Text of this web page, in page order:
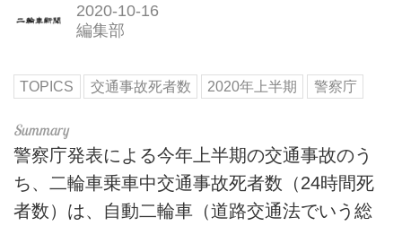
2020-10-16
編集部
TOPICS 交通事故死者数 2020年上半期 警察庁
警察庁発表による今年上半期の交通事故のう
ち、二輪車乗車中交通事故死者数（24時間死
者数）は、自動二輪車（道路交通法でいう総